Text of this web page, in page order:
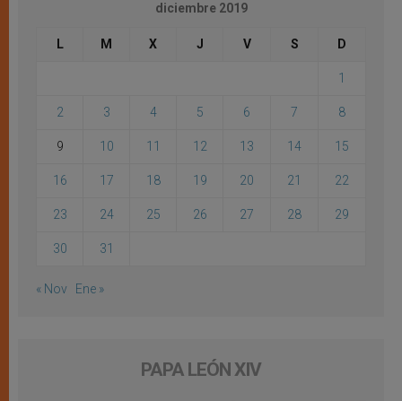
diciembre 2019
L M X J V S D
1
2 3 4 5 6 7 8
9 10 11 12 13 14 15
16 17 18 19 20 21 22
23 24 25 26 27 28 29
30 31
« Nov Ene »
PAPA LEÓN XIV